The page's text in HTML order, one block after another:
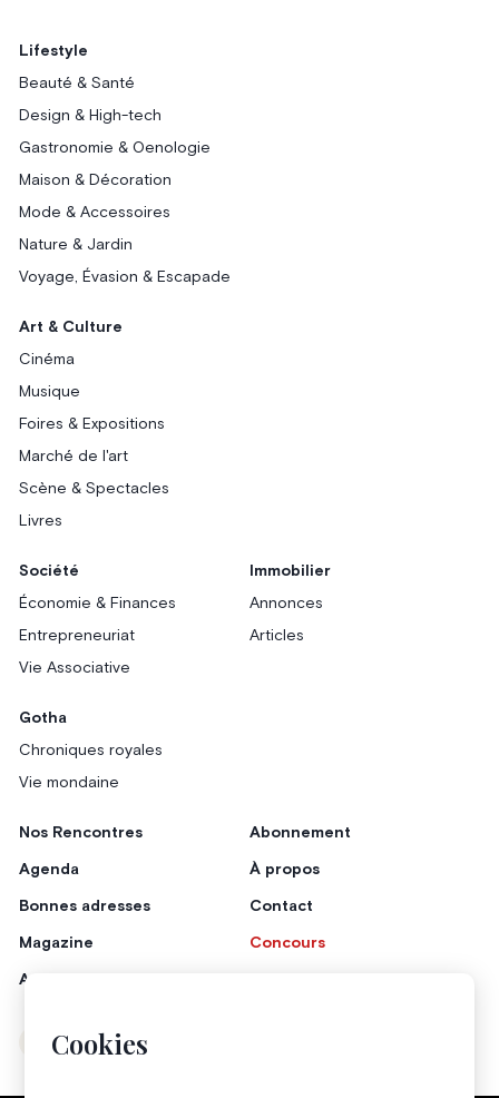
Cookies
Lifestyle
Beauté & Santé
Design & High-tech
Gastronomie & Oenologie
Maison & Décoration
Mode & Accessoires
Nature & Jardin
Voyage, Évasion & Escapade
Art & Culture
Cinéma
Musique
Foires & Expositions
Marché de l'art
Scène & Spectacles
Livres
Société
Économie & Finances
Entrepreneuriat
Vie Associative
Immobilier
Annonces
Articles
Gotha
Chroniques royales
Vie mondaine
Nos Rencontres
Agenda
Bonnes adresses
Magazine
Annonceurs
Abonnement
À propos
Contact
Concours
Instagram